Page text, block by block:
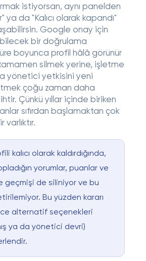
istiyorsan, aynı panelden
ya da "Kalıcı olarak kapandı"
Google onay için
bir doğrulama
boyunca profil hâlâ görünür
silmek yerine, işletme
yönetici yetkisini yeni
çoğu zaman daha
Çünkü yıllar içinde biriken
sıfırdan başlamaktan çok
kalıcı olarak kaldırdığında,
yorumlar, puanlar ve
geçmişi de siliniyor ve bu
Bu yüzden kararı
alternatif seçenekleri
ya da yönetici devri)